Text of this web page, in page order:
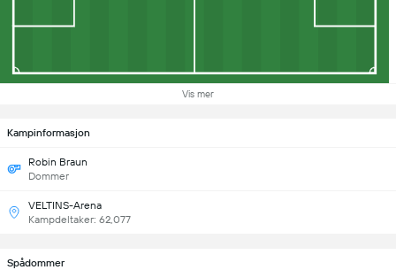
Vis mer
Kampinformasjon
Robin Braun
Dommer
VELTINS-Arena
Kampdeltaker: 62,077
Spådommer